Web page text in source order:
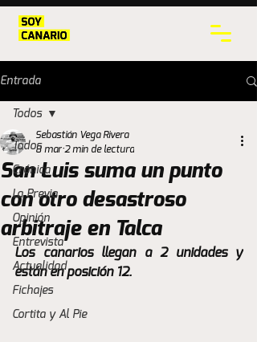
Entrada
Todos
Crónica
La Previa
Opinión
Entrevista
Actualidad
Fichajes
Cortita y Al Pie
Todos
San Luis suma un punto
con otro desastroso
arbitraje en Talca
Sebastián Vega Rivera
8 mar 2 min de lectura
Los canarios llegan a 2 unidades y
están en posición 12.